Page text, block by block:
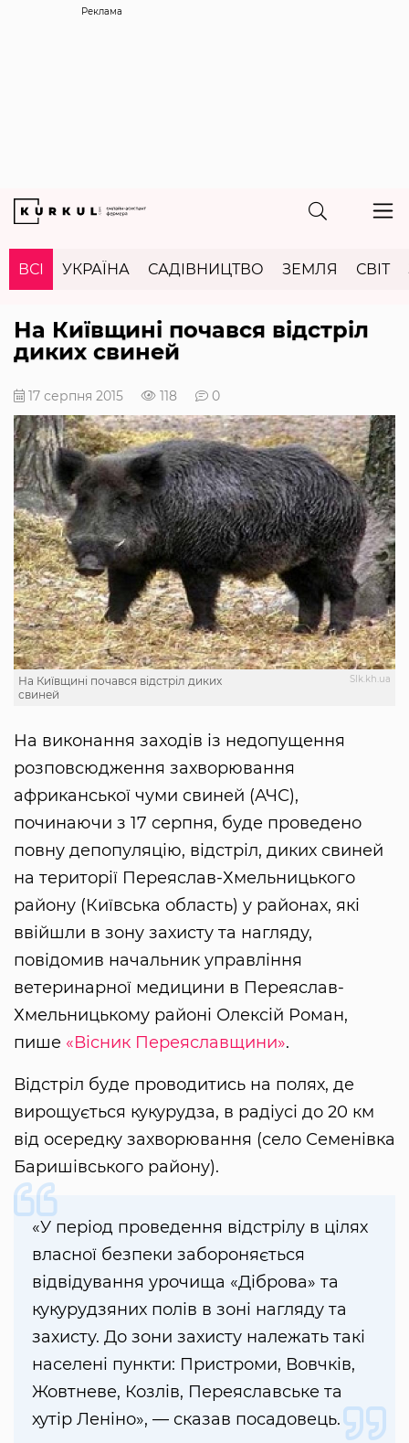
Реклама
ВСІ УКРАЇНА САДІВНИЦТВО ЗЕМЛЯ СВІТ
На Київщині почався відстріл
диких свиней
17 серпня 2015 118 0
Slk.kh.ua
На Київщині почався відстріл диких
свиней
На виконання заходів із недопущення
розповсюдження захворювання
африканської чуми свиней (АЧС),
починаючи з 17 серпня, буде проведено
повну депопуляцію, відстріл, диких свиней
на території Переяслав-Хмельницького
району (Київська область) у районах, які
ввійшли в зону захисту та нагляду,
повідомив начальник управління
ветеринарної медицини в Переяслав-
Хмельницькому районі Олексій Роман,
пише «Вісник Переяславщини».
Відстріл буде проводитись на полях, де
вирощується кукурудза, в радіусі до 20 км
від осередку захворювання (село Семенівка
Баришівського району).
«У період проведення відстрілу в цілях
власної безпеки забороняється
відвідування урочища «Діброва» та
кукурудзяних полів в зоні нагляду та
захисту. До зони захисту належать такі
населені пункти: Пристроми, Вовчків,
Жовтневе, Козлів, Переяславське та
хутір Леніно», — сказав посадовець.